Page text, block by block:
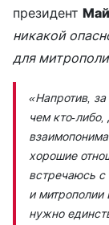
президент
никакой
для
«Напротив,
чем кто-
хорошие
встречаюсь
и митрополии
нужно